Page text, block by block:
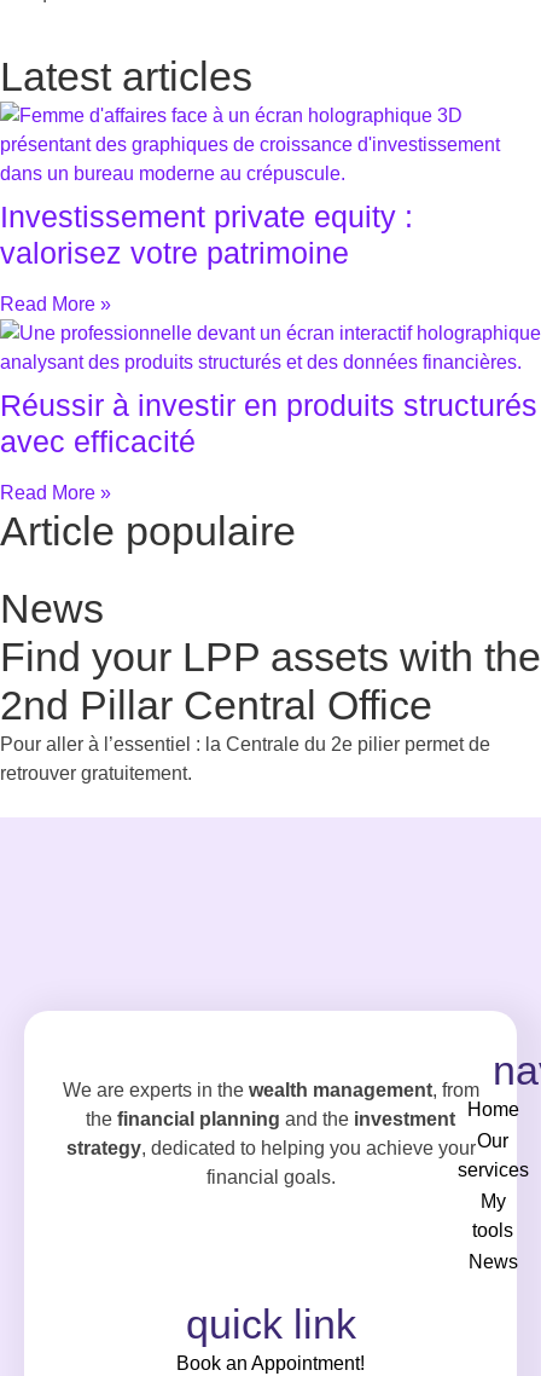
Latest articles
Investissement private equity :
valorisez votre patrimoine
Read More »
Réussir à investir en produits structurés
avec efficacité
Read More »
Article populaire
News
Find your LPP assets with the
2nd Pillar Central Office
Pour aller à l’essentiel : la Centrale du 2e pilier permet de
retrouver gratuitement.
We are experts in the wealth management, from
the financial planning and the investment
strategy, dedicated to helping you achieve your
financial goals.
Home
Our
services
My
tools
News
quick link
Book an Appointment!